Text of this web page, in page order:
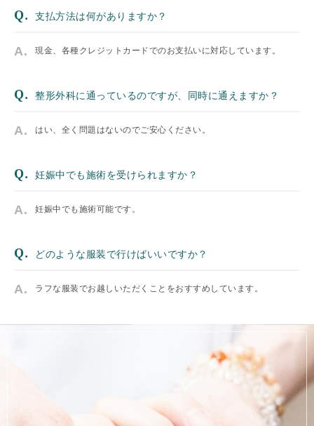
支払方法は何がありますか？
現金、各種クレジットカードでのお支払いに対応しています。
整形外科に通っているのですが、同時に通えますか？
はい、全く問題はないのでご安心ください。
妊娠中でも施術を受けられますか？
妊娠中でも施術可能です。
どのような服装で行けばいいですか？
ラフな服装でお越しいただくことをおすすめしています。